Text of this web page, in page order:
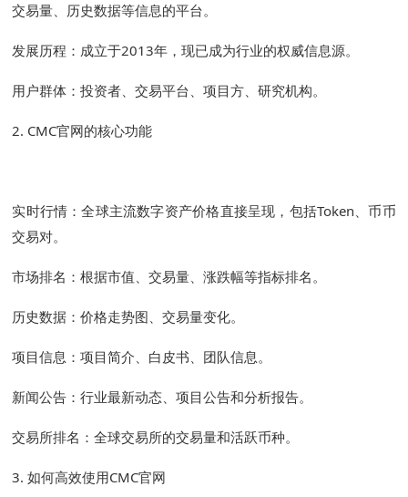
交易量、历史数据等信息的平台。
发展历程：成立于2013年，现已成为行业的权威信息源。
用户群体：投资者、交易平台、项目方、研究机构。
2. CMC官网的核心功能
实时行情：全球主流数字资产价格直接呈现，包括Token、币币
交易对。
市场排名：根据市值、交易量、涨跌幅等指标排名。
历史数据：价格走势图、交易量变化。
项目信息：项目简介、白皮书、团队信息。
新闻公告：行业最新动态、项目公告和分析报告。
交易所排名：全球交易所的交易量和活跃币种。
3. 如何高效使用CMC官网